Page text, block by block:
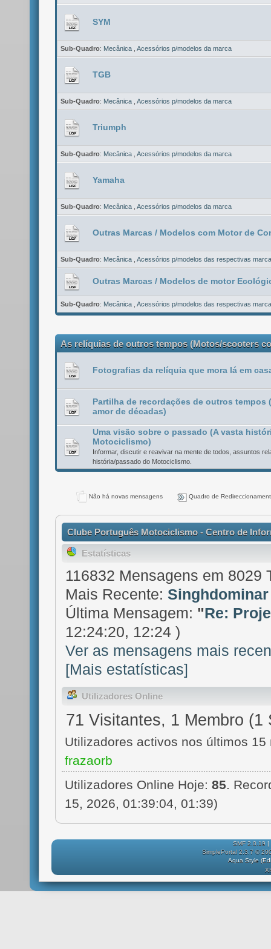
SYM
Sub-Quadro: Mecânica Acessórios p/modelos da marca
TGB
Sub-Quadro: Mecânica Acessórios p/modelos da marca
Triumph
Sub-Quadro: Mecânica Acessórios p/modelos da marca
Yamaha
Sub-Quadro: Mecânica Acessórios p/modelos da marca
Outras Marcas / Modelos com Motor de
Sub-Quadro: Mecânica Acessórios p/modelos das respectivas
Outras Marcas / Modelos de motor
Sub-Quadro: Mecânica Acessórios p/modelos das respectivas
As relíquias de outros tempos (Motos/scooters
Fotografias da relíquia que mora lá em
Partilha de recordações de outros tempos
amor de décadas)
Uma visão sobre o passado (A vasta
Motociclismo)
Informar, discutir e reavivar na mente de todos, assuntos
história/passado do Motociclismo.
Não há novas mensagens Quadro de
Clube Português Motociclismo - Centro de
Estatísticas
116832 Mensagens em 8029
Mais Recente: Singhdominar
Última Mensagem: "Re:
12:24:20, 12:24 )
Ver as mensagens mais
[Mais estatísticas]
Utilizadores Online
71 Visitantes, 1 Membro (1
Utilizadores activos nos últimos 15
frazaorb
Utilizadores Online Hoje:85.
15, 2026, 01:39:04, 01:39)
SMF 2.0.19 |
SimplePortal 2.3.7 ©
Aqua Style